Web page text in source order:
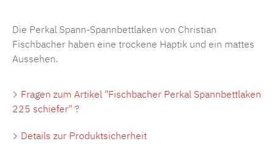
Die Perkal Spann-Spannbettlaken von Christian
Fischbacher haben eine trockene Haptik und ein mattes
Aussehen.
Fragen zum Artikel "Fischbacher Perkal Spannbettlaken
225 schiefer" ?
Details zur Produktsicherheit